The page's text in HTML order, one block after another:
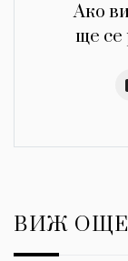
Ако
ще се
ВИЖ ОЩЕ